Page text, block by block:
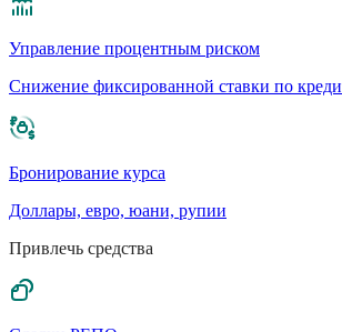
Управление процентным риском
Cнижение фиксированной ставки по
Бронирование курса
Доллары, евро, юани, рупии
Привлечь средства